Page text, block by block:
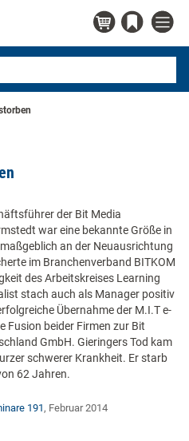
der Bit Media
war eine bekannte Größe in
an der Neuausrichtung
im Branchenverband BITKOM
des Arbeitskreises Learning
stach auch als Manager positiv
Übernahme der M.I.T e-
Fusion beider Firmen zur Bit
GmbH. Gieringers Tod kam
schwerer Krankheit. Er starb
62 Jahren.
191, Februar 2014